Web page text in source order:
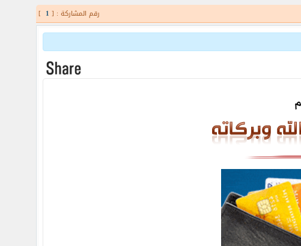
رقم المشاركة : [ 1
]